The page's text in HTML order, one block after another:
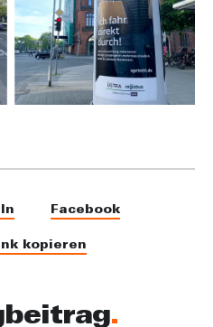
Facebook
kopieren